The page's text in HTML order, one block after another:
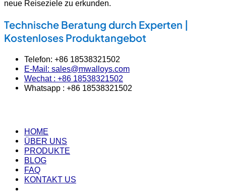
neue Reiseziele zu erkunden.
Technische Beratung durch Experten |
Kostenloses Produktangebot
Telefon: +86 18538321502
E-Mail: sales@mwalloys.com
Wechat : +86 18538321502
Whatsapp : +86 18538321502
HOME
ÜBER UNS
PRODUKTE
BLOG
FAQ
KONTAKT US